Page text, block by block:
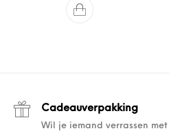
Cadeauverpakking
Wil je iemand verrassen